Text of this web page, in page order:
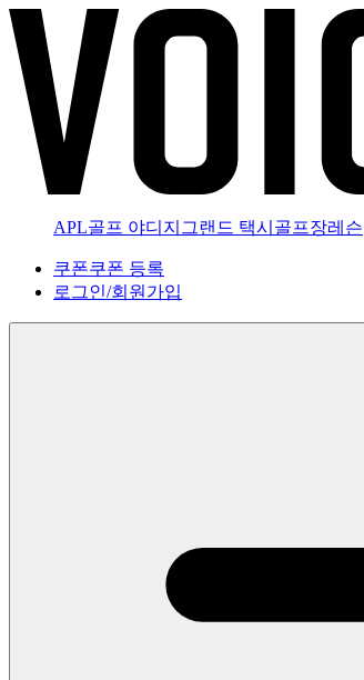
APL골프 야디지 그랜드 택시 골프장레슨
쿠폰쿠폰 등록
로그인/회원가입